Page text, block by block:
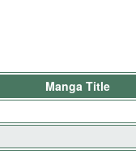
Manga Title